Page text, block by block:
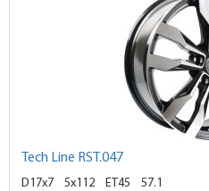
Tech Line RST.047
D17x7 5x112 ET45
57.1